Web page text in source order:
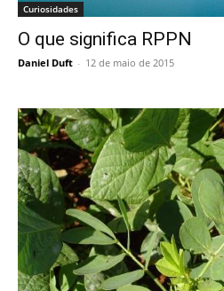
Curiosidades
O que significa RPPN
Daniel Duft - 12 de maio de 2015